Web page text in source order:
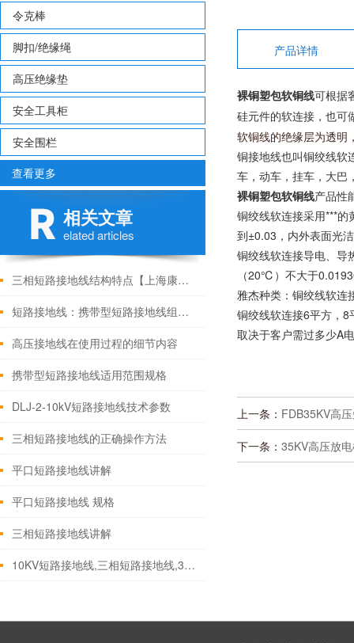
令克棒
脚扣/绝缘绳
高压绝缘垫
安全工具柜
安全围栏
查看更多
相关文章
elated articles
三相短路接地线结构特点【上海康登电气】
短路接地线：携带型短路接地线组成元件
高压接地线在使用过程的细节内容
携带型短路接地线适用范围规格
DLJ-2-10kV短路接地线技术参数
三相短路接地线的正确操作方法
平口短路接地线讲解
平口短路接地线 规格
三相短路接地线讲解
10KV短路接地线,三相短路接地线,35KV携带型短路接地线
产品详情
裸铜塑包软铜线可根据
硅元件的软连接，也可
软铜线的绝缘层为透明
铜接地线也叫铜绞线软
车，动车，挂车，大巴
裸铜塑包软铜线产品性
铜绞线软连接采用***
到±0.03，内外表面光
铜绞线软连接导电、导
（20℃）不大于
雅杰种类：铜绞线软连
铜绞线软连接6平方，
取决于客户需过多少A
上一条： FDB35KV高
下一条： 35KV高压放